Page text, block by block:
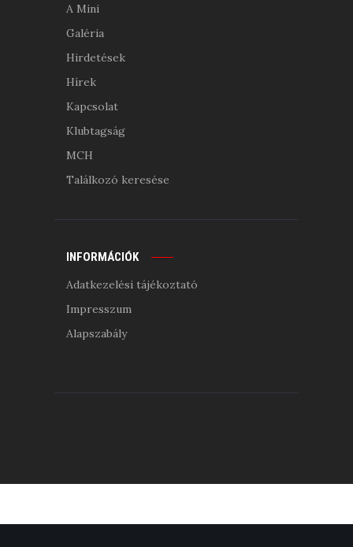
A Mini
Galéria
Hirdetések
Hírek
Kapcsolat
Klubtagság
MCH
Találkozó keresése
INFORMÁCIÓK
Adatkezelési tájékoztató
Impresszum
Alapszabály